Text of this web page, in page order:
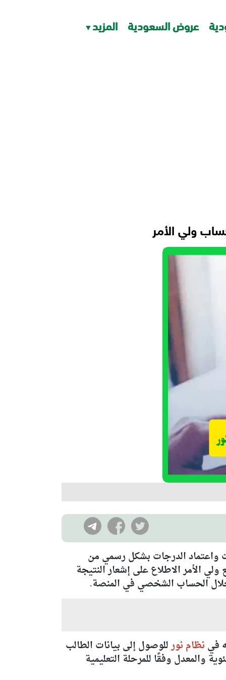
عروض السعودية المزيد
ولي الأمر
واعتماد الدرجات بشكل رسمي من
الأمر الاطلاع على إشعار النتيجة
خلال الحساب الشخصي في المنصة.
في نظام نورللوصول إلى بيانات الطالب
والمعدل وفقًا للمرحلة التعليمية